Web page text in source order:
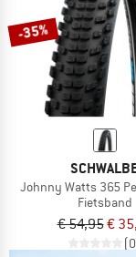
-35%
Johnny Watts 365
Fietsband
€ 54,95€